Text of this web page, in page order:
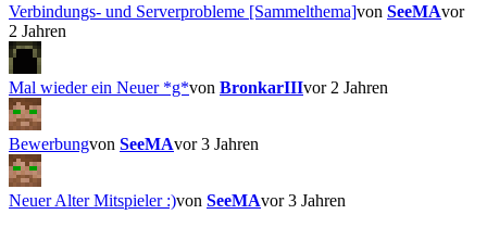
Verbindungs- und Serverprobleme [Sammelthema]von SeeMAvor
2 Jahren
Mal wieder ein Neuer *g*von BronkarIIIvor 2 Jahren
Bewerbungvon SeeMAvor 3 Jahren
Neuer Alter Mitspieler :)von SeeMAvor 3 Jahren